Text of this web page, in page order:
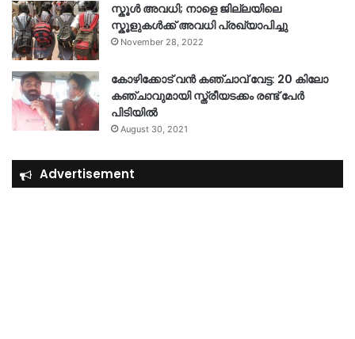
സ്കൂൾ അവധി; നാളെ ജില്ലയിലെ
സ്കൂളുകൾക്ക് അവധി പ്രഖ്യാപിച്ചു
November 28, 2022
കോഴിക്കോട് വൻ കഞ്ചാവ് വേട്ട: 20 കിലോ
കഞ്ചാവുമായി സ്ത്രീയടക്കം രണ്ട് പേർ
പിടിയിൽ
August 30, 2021
Advertisement